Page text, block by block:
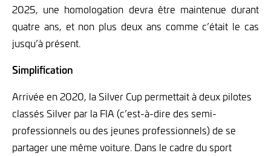
2025, une homologation devra être maintenue durant
quatre ans, et non plus deux ans comme c’était le cas
jusqu’à présent.
Simplification
Arrivée en 2020, la Silver Cup permettait à deux pilotes
classés Silver par la FIA (c’est-à-dire des semi-
professionnels ou des jeunes professionnels) de se
partager une même voiture. Dans le cadre du sport